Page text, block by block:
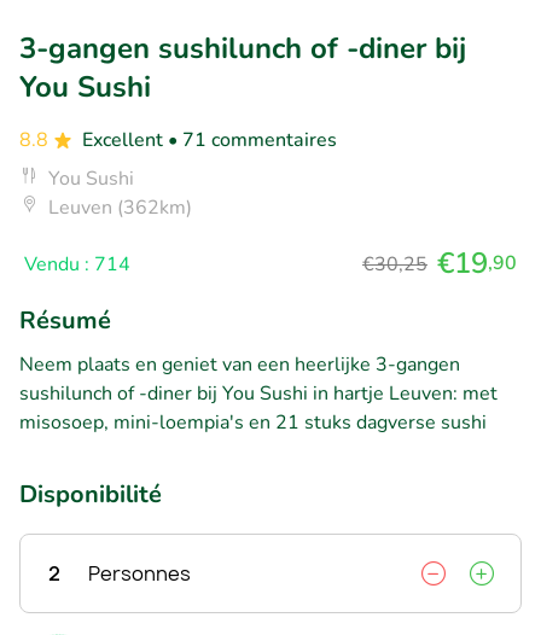
3-gangen sushilunch of -diner bij
You Sushi
8.8 Excellent • 71 commentaires
You Sushi
Leuven (362km)
Vendu : 714 €30,25 €19,90
Résumé
Neem plaats en geniet van een heerlijke 3-gangen
sushilunch of -diner bij You Sushi in hartje Leuven: met
misosoep, mini-loempia's en 21 stuks dagverse sushi
Disponibilité
2 Personnes